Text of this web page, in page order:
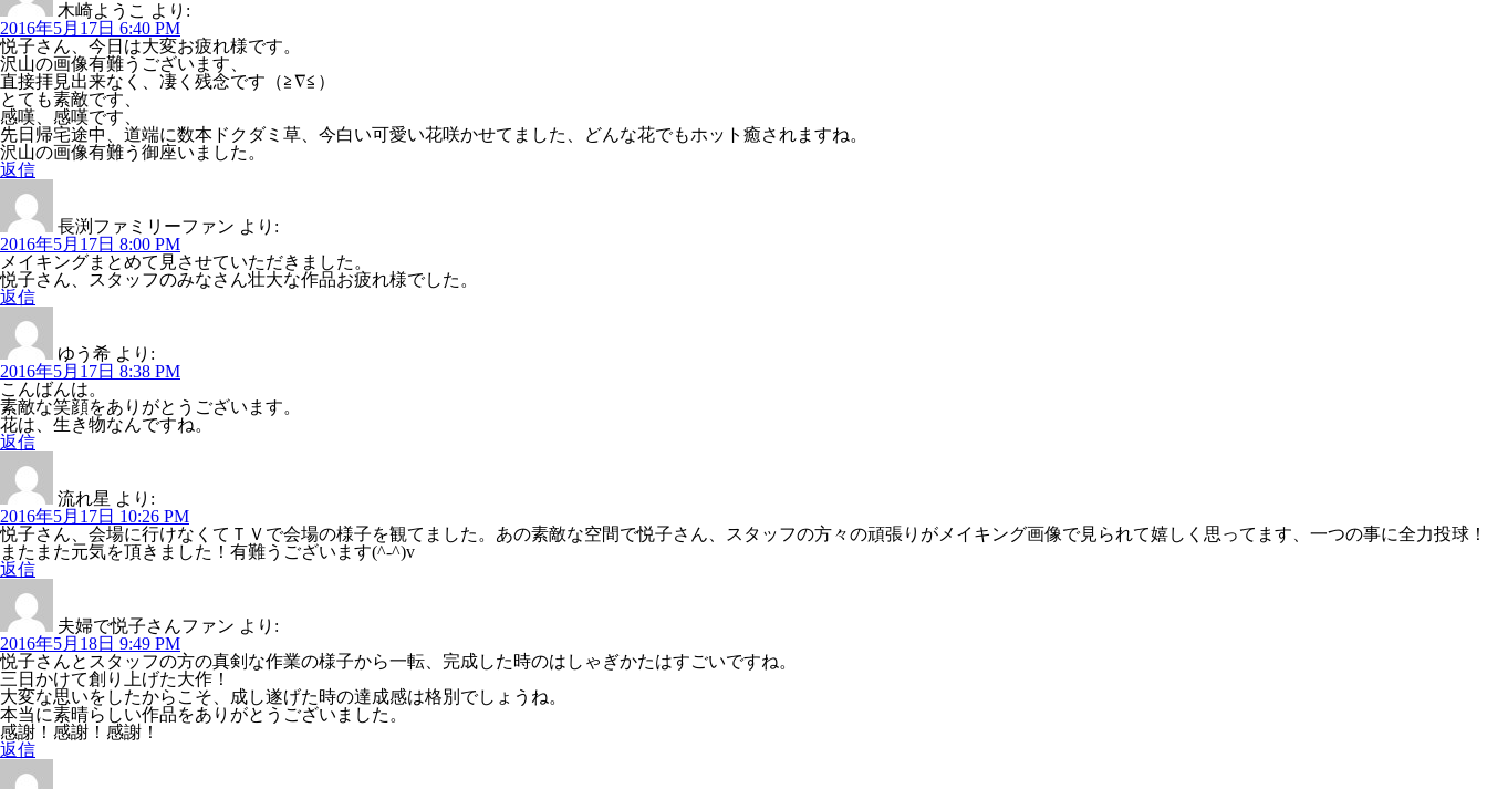
木崎ようこ より:
2016年5月17日 6:40 PM
悦子さん、今日は大変お疲れ様です。
沢山の画像有難うございます、
直接拝見出来なく、凄く残念です（≧∇≦）
とても素敵です、
感嘆、感嘆です、
先日帰宅途中、道端に数本ドクダミ草、今白い可愛い花咲かせてました、どんな花でもホット癒されますね。
沢山の画像有難う御座いました。
返信
長渕ファミリーファン より:
2016年5月17日 8:00 PM
メイキングまとめて見させていただきました。
悦子さん、スタッフのみなさん壮大な作品お疲れ様でした。
返信
ゆう希 より:
2016年5月17日 8:38 PM
こんばんは。
素敵な笑顔をありがとうございます。
花は、生き物なんですね。
返信
流れ星 より:
2016年5月17日 10:26 PM
悦子さん、会場に行けなくてＴＶで会場の様子を観てました。あの素敵な空間で悦子さん、スタッフの方々の頑張りがメイキング画像で見られて嬉しく思ってます、一つの事に全力投球！
またまた元気を頂きました！有難うございます(^-^)v
返信
夫婦で悦子さんファン より:
2016年5月18日 9:49 PM
悦子さんとスタッフの方の真剣な作業の様子から一転、完成した時のはしゃぎかたはすごいですね。
三日かけて創り上げた大作！
大変な思いをしたからこそ、成し遂げた時の達成感は格別でしょうね。
本当に素晴らしい作品をありがとうございました。
感謝！感謝！感謝！
返信